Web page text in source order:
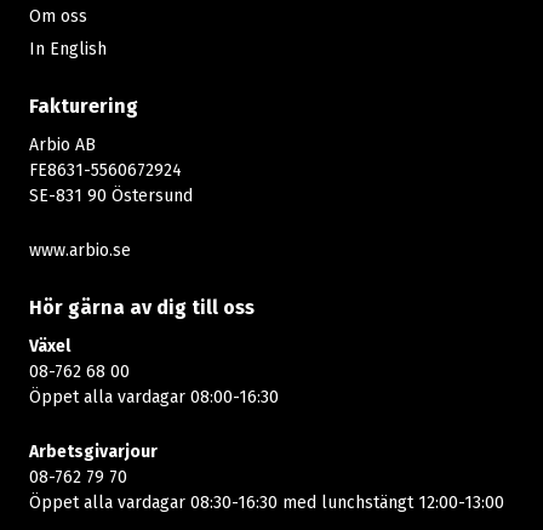
Om oss
In English
Fakturering
Arbio AB
FE8631-5560672924
SE-831 90 Östersund
www.arbio.se
Hör gärna av dig till oss
Växel
08-762 68 00
Öppet alla vardagar 08:00-16:30​​
Arbetsgivarjour
08-762 79 70
Öppet alla vardagar 08:30-16:30 med lunchstängt 12:00-13:00​